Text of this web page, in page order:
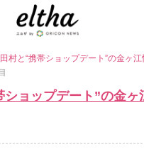
村と“携帯ショップデート”の金ヶ
ショップデート”の金ヶ